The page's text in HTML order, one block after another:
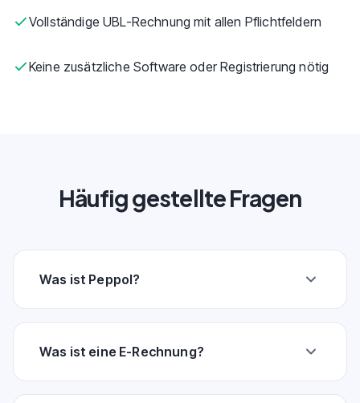
Vollständige UBL-Rechnung mit allen Pflichtfeldern
Keine zusätzliche Software oder Registrierung nötig
Häufig gestellte Fragen
Was ist Peppol?
Was ist eine E-Rechnung?